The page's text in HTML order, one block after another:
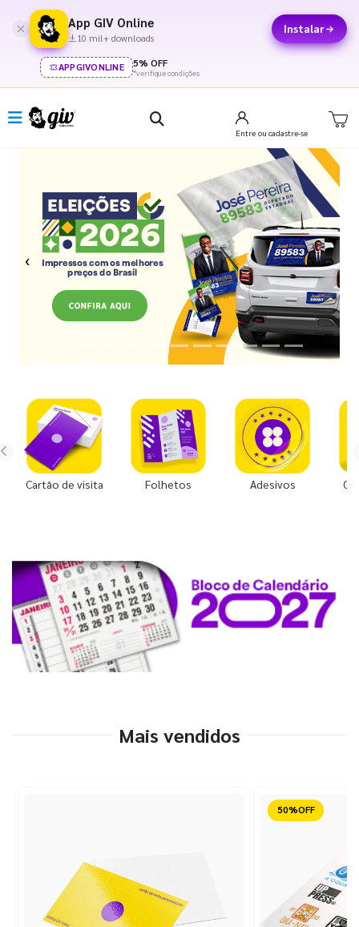
App GIV Online
10 mil+ downloads
Instalar
APPGIVONLINE 5% OFF
*verifique condições
Entre ou cadastre-se
Previous Next
Cartão de visita Folhetos Adesivos
Mais vendidos
Reduzido